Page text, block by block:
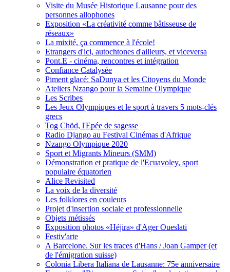
Visite du Musée Historique Lausanne pour des
personnes allophones
Exposition «La créativité comme bâtisseuse de
réseaux»
La mixité, ça commence à l'école!
Etrangers d'ici, autochtones d'ailleurs, et viceversa
Pont.E - cinéma, rencontres et intégration
Confiance Catalysée
Piment glacé: SaDunya et les Citoyens du Monde
Ateliers Nzango pour la Semaine Olympique
Les Scribes
Les Jeux Olympiques et le sport à travers 5 mots-clés
grecs
Tog Chöd, l'Epée de sagesse
Radio Django au Festival Cinémas d'Afrique
Nzango Olympique 2020
Sport et Migrants Mineurs (SMM)
Démonstration et pratique de l'Ecuavoley, sport
populaire équatorien
Alice Revisited
La voix de la diversité
Les folklores en couleurs
Projet d'insertion sociale et professionnelle
Objets métissés
Exposition photos «Héjira» d'Ager Oueslati
Festiv'arte
A Barcelone. Sur les traces d'Hans / Joan Gamper (et
de l'émigration suisse)
Colonia Libera Italiana de Lausanne: 75e anniversaire